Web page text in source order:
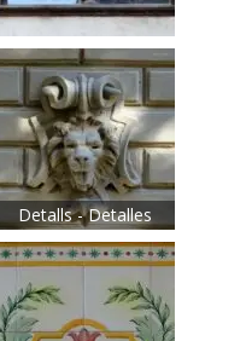
Detalls - Detalles